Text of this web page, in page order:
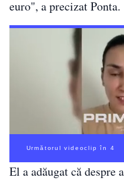
euro", a precizat Ponta.
Următorul videoclip în 3
El a adăugat că despre